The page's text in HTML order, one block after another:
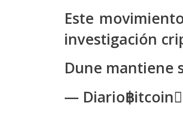
Este
investigación
Dune mantiene
— Diario฿